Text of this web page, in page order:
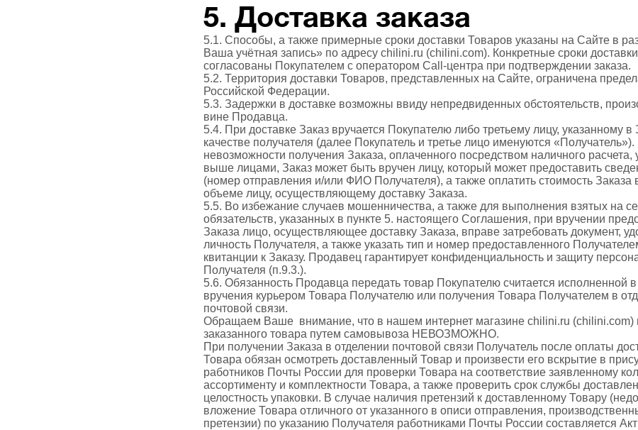
5. Доставка заказа
5.1. Способы, а также примерные сроки доставки Товаров указаны на Сайте в
Ваша учётная запись» по адресу chilini.ru (chilini.com). Конкретные сроки
согласованы Покупателем с оператором Call-центра при подтверждении заказа.
5.2. Территория доставки Товаров, представленных на Сайте, ограничена
Российской Федерации.
5.3. Задержки в доставке возможны ввиду непредвиденных обстоятельств,
вине Продавца.
5.4. При доставке Заказ вручается Покупателю либо третьему лицу, указанному в
качестве получателя (далее Покупатель и третье лицо именуются
невозможности получения Заказа, оплаченного посредством наличного расчета,
выше лицами, Заказ может быть вручен лицу, который может предоставить
(номер отправления и/или ФИО Получателя), а также оплатить стоимость Заказа
объеме лицу, осуществляющему доставку Заказа.
5.5. Во избежание случаев мошенничества, а также для выполнения взятых на
обязательств, указанных в пункте 5. настоящего Соглашения, при вручении
Заказа лицо, осуществляющее доставку Заказа, вправе затребовать документ,
личность Получателя, а также указать тип и номер предоставленного
квитанции к Заказу. Продавец гарантирует конфиденциальность и защиту
Получателя (п.9.3.).
5.6. Обязанность Продавца передать товар Покупателю считается исполненной
вручения курьером Товара Получателю или получения Товара Получателем в
почтовой связи.
Обращаем Ваше внимание, что в нашем интернет магазине chilini.ru (chilini.com)
заказанного товара путем самовывоза НЕВОЗМОЖНО.
При получении Заказа в отделении почтовой связи Получатель после оплаты
Товара обязан осмотреть доставленный Товар и произвести его вскрытие в
работников Почты России для проверки Товара на соответствие заявленному
ассортименту и комплектности Товара, а также проверить срок службы
целостность упаковки. В случае наличия претензий к доставленному Товару
вложение Товара отличного от указанного в описи отправления,
претензии) по указанию Получателя работниками Почты России составляется